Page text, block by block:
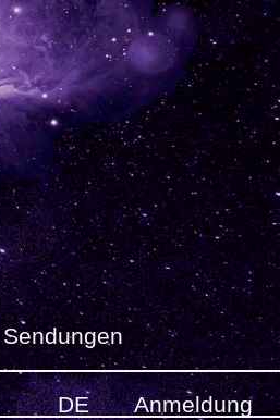
Sendungen
Anmeldung
DE